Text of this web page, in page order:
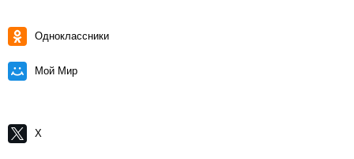
Одноклассники
Мой Мир
X